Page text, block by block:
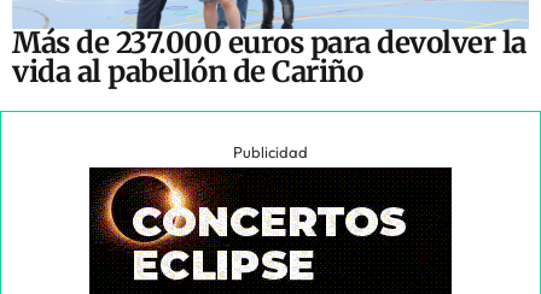
Más de 237.000 euros para devolver la
vida al pabellón de Cariño
Publicidad